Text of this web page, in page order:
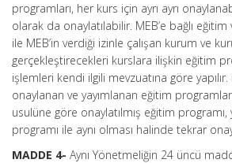
programları, her kurs için ayrı ayrı
olarak da onaylatılabilir. MEB’e bağlı
ile MEB’in verdiği izinle çalışan kurum ve
gerçekleştirecekleri kurslara ilişkin eğitim
işlemleri kendi ilgili mevzuatına göre
onaylanan ve yayımlanan eğitim
usulüne göre onaylatılmış eğitim
programı ile aynı olması halinde tekrar
MADDE 4- Aynı Yönetmeliğin 24 üncü